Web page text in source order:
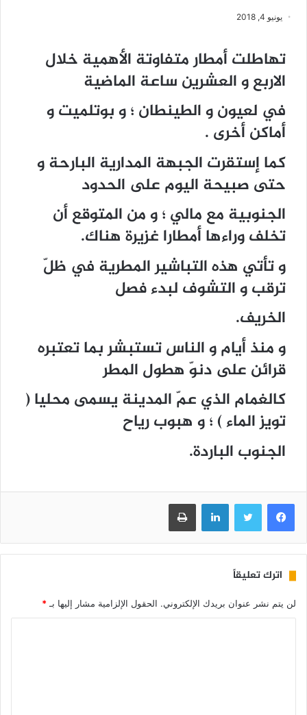
يونيو 4, 2018
تهاطلت أمطار متفاوتة الأهمية خلال
الاربع و العشرين ساعة الماضية
في لعيون و الطينطان ؛ و بوتلميت و
أماكن أخرى .
كما إستقرت الجبهة المدارية البارحة و
حتى صبيحة اليوم على الحدود
الجنوبية مع مالي ؛ و من المتوقع أن
تخلف وراءها أمطارا غزيرة هناك.
و تأتي هذه التباشير المطرية في ظلّ
ترقب و التشوف لبدء فصل
الخريف.
و منذ أيام و الناس تستبشر بما تعتبره
قرائن على دنوّ هطول المطر
كالغمام الذي عمّ المدينة يسمى محليا (
تويز الماء ) ؛ و هبوب رياح
الجنوب الباردة.
فيسبوك تويتر لينكدإن طباعة
اترك تعليقاً
لن يتم نشر عنوان بريدك الإلكتروني. الحقول الإلزامية مشار إليها بـ*